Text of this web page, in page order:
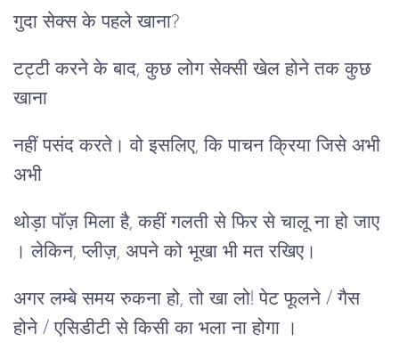
गुदा सेक्स के पहले खाना?
टट्टी करने के बाद, कुछ लोग सेक्सी खेल होने तक कुछ
खाना
नहीं पसंद करते। वो इसलिए, कि पाचन क्रिया जिसे अभी
अभी
थोड़ा पॉज़ मिला है, कहीं गलती से फिर से चालू ना हो जाए
। लेकिन, प्लीज़, अपने को भूखा भी मत रखिए।
अगर लम्बे समय रुकना हो, तो खा लो! पेट फूलने / गैस
होने / एसिडीटी से किसी का भला ना होगा ।